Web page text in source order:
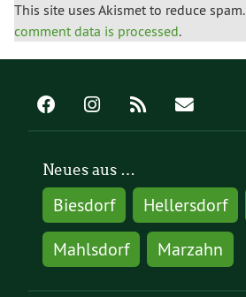
This site uses Akismet to reduce spam.
comment data is processed.
Neues aus …
Biesdorf Hellersdorf
Mahlsdorf
Marzahn